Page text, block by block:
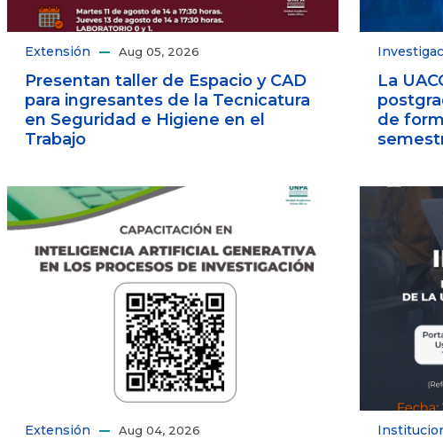
Extensión Aug 05, 2026
Presentan taller de Espacio y CAD
para ingresantes de la Tecnicatura
en Seguridad e Higiene en el
Trabajo
La
de
Extensión Aug 04, 2026